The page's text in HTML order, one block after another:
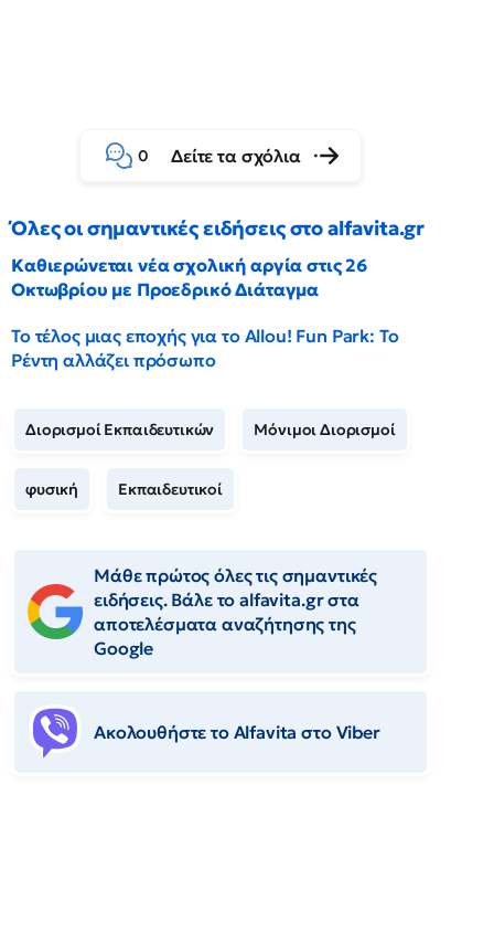
0 Δείτε τα σχόλια
Όλες οι σημαντικές ειδήσεις στο alfavita.gr
Καθιερώνεται νέα σχολική αργία στις 26
Οκτωβρίου με Προεδρικό Διάταγμα
Το τέλος μιας εποχής για το Allou! Fun Park: Το
Ρέντη αλλάζει πρόσωπο
Διορισμοί Εκπαιδευτικών Μόνιμοι Διορισμοί
φυσική Εκπαιδευτικοί
Μάθε πρώτος όλες τις σημαντικές
ειδήσεις. Βάλε το alfavita.gr στα
αποτελέσματα αναζήτησης της
Google
Ακολουθήστε το Αlfavita στο Viber